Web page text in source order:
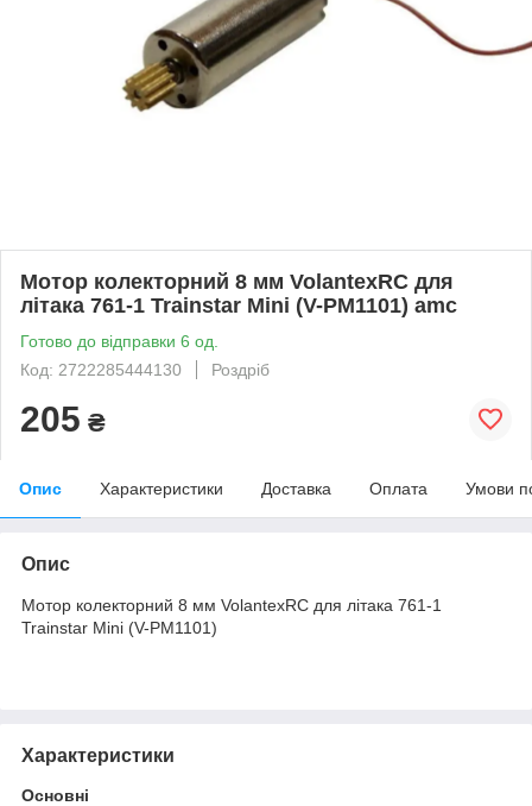
Мотор колекторний 8 мм VolantexRC для
літака 761-1 Trainstar Mini (V-PM1101) amc
Готово до відправки 6 од.
Код: 2722285444130
Роздріб
205 ₴
Опис Характеристики Доставка Оплата Умови
Опис
Мотор колекторний 8 мм VolantexRC для літака 761-1
Trainstar Mini (V-PM1101)
Характеристики
Основні